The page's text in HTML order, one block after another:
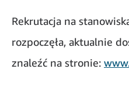
Rekrutacja na
rozpoczęła, aktualnie
znaleźć na stronie: